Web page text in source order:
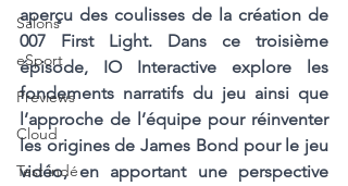
Salons
eSport
Previews
Cloud
Test indé
aperçu des coulisses de la création de
007 First Light. Dans ce troisième
épisode, IO Interactive explore les
fondements narratifs du jeu ainsi que
l’approche de l’équipe pour réinventer
les origines de James Bond pour le jeu
vidéo, en apportant une perspective